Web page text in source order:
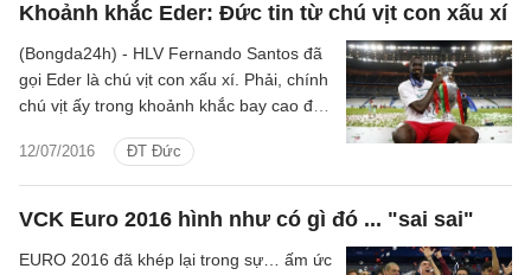
Khoảnh khắc Eder: Đức tin từ chú vịt con xấu xí
12/07/2016 ĐT Đức
(Bongda24h) - HLV Fernando Santos đã
gọi Eder là chú vịt con xấu xí. Phải, chính
chú vịt ấy trong khoảnh khắc bay cao đã
Nha đến với Chúa.
VCK Euro 2016 hình như có gì đó ... "sai sai"
EURO 2016 đã khép lại trong sự… ấm ức